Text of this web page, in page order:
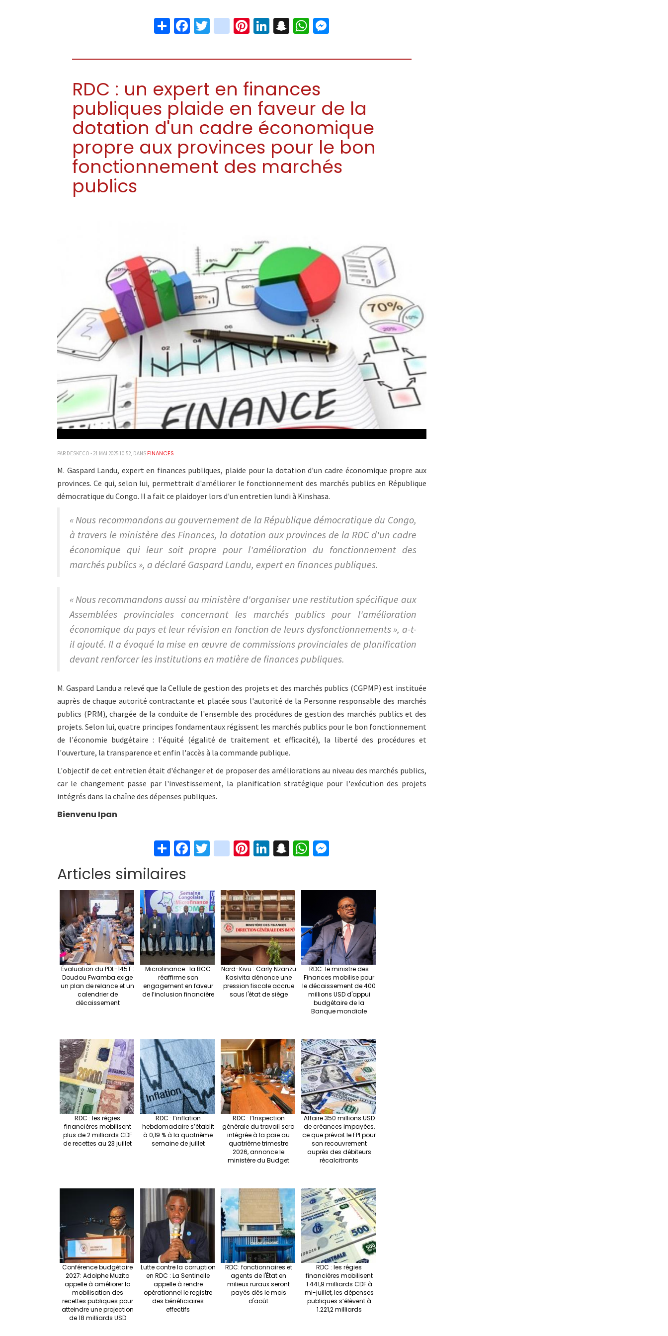
ShareFacebook
Twitter
instagram
Pinterest
LinkedIn
Snapchat
WhatsApp
RDC : un expert en finances
publiques plaide en faveur de la
dotation d'un cadre économique
propre aux provinces pour le bon
fonctionnement des marchés
publics
PAR DESKECO - 21 MAI 2025 10:52, DANS FINANCES
M. Gaspard Landu, expert en finances publiques, plaide pour la dotation d'un cadre économique propre aux
provinces. Ce qui, selon lui, permettrait d'améliorer le fonctionnement des marchés publics en République
démocratique du Congo. Il a fait ce plaidoyer lors d'un entretien lundi à Kinshasa.
« Nous recommandons au gouvernement de la République démocratique du Congo,
à travers le ministère des Finances, la dotation aux provinces de la RDC d'un cadre
économique qui leur soit propre pour l'amélioration du fonctionnement des
marchés publics », a déclaré Gaspard Landu, expert en finances publiques.
« Nous recommandons aussi au ministère d'organiser une restitution spécifique aux
Assemblées provinciales concernant les marchés publics pour l'amélioration
économique du pays et leur révision en fonction de leurs dysfonctionnements », a-t-
il ajouté. Il a évoqué la mise en œuvre de commissions provinciales de planification
devant renforcer les institutions en matière de finances publiques.
M. Gaspard Landu a relevé que la Cellule de gestion des projets et des marchés publics (CGPMP) est instituée
auprès de chaque autorité contractante et placée sous l'autorité de la Personne responsable des marchés
publics (PRM), chargée de la conduite de l'ensemble des procédures de gestion des marchés publics et des
projets. Selon lui, quatre principes fondamentaux régissent les marchés publics pour le bon fonctionnement
de l'économie budgétaire : l'équité (égalité de traitement et efficacité), la liberté des procédures et
l'ouverture, la transparence et enfin l'accès à la commande publique.
L'objectif de cet entretien était d'échanger et de proposer des améliorations au niveau des marchés publics,
car le changement passe par l'investissement, la planification stratégique pour l'exécution des projets
intégrés dans la chaîne des dépenses publiques.
Bienvenu Ipan
S
h
ar
e
Fa
ce
o
o
k
T
wi
er
in
st
ra
m
Pi
nt
es
t
Li
n
dI
n
S
n
pc
h
at
W
h
sA
p
n
ge
r
Articles similaires
Évaluation du PDL-145T :
Doudou Fwamba exige
un plan de relance et un
calendrier de
décaissement
Microfinance : la BCC
réaffirme son
engagement en faveur
de l’inclusion financière
Nord-Kivu : Carly Nzanzu
Kasivita dénonce une
pression fiscale accrue
sous l'état de siège
RDC: le ministre des
Finances mobilise pour
le décaissement de 400
millions USD d'appui
budgétaire de la
Banque mondiale
RDC : les régies
financières mobilisent
plus de 2 milliards CDF
de recettes au 23 juillet
RDC : l’inflation
hebdomadaire s’établit
à 0,19 % à la quatrième
semaine de juillet
RDC : l’Inspection
générale du travail sera
intégrée à la paie au
quatrième trimestre
2026, annonce le
ministère du Budget
Affaire 350 millions USD
de créances impayées,
ce que prévoit le FPI pour
son recouvrement
auprès des débiteurs
récalcitrants
Conférence budgétaire
2027: Adolphe Muzito
appelle à améliorer la
mobilisation des
recettes publiques pour
atteindre une projection
de 18 milliards USD
Lutte contre la corruption
en RDC : La Sentinelle
appelle à rendre
opérationnel le registre
des bénéficiaires
effectifs
RDC: fonctionnaires et
agents de l'État en
milieux ruraux seront
payés dès le mois
d'août
RDC : les régies
financières mobilisent
1.441,9 milliards CDF à
mi-juillet, les dépenses
publiques s’élèvent à
1.221,2 milliards